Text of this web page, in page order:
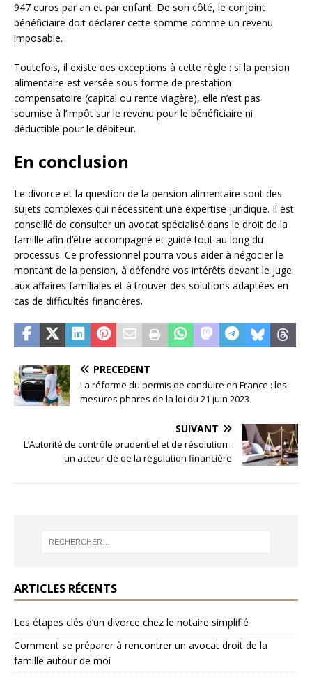
947 euros par an et par enfant. De son côté, le conjoint
bénéficiaire doit déclarer cette somme comme un revenu
imposable.
Toutefois, il existe des exceptions à cette règle : si la pension
alimentaire est versée sous forme de prestation
compensatoire (capital ou rente viagère), elle n’est pas
soumise à l’impôt sur le revenu pour le bénéficiaire ni
déductible pour le débiteur.
En conclusion
Le divorce et la question de la pension alimentaire sont des
sujets complexes qui nécessitent une expertise juridique. Il est
conseillé de consulter un avocat spécialisé dans le droit de la
famille afin d’être accompagné et guidé tout au long du
processus. Ce professionnel pourra vous aider à négocier le
montant de la pension, à défendre vos intérêts devant le juge
aux affaires familiales et à trouver des solutions adaptées en
cas de difficultés financières.
PRÉCÉDENT
La réforme du permis de conduire en France : les
mesures phares de la loi du 21 juin 2023
SUIVANT
L’Autorité de contrôle prudentiel et de résolution :
un acteur clé de la régulation financière
ARTICLES RÉCENTS
Les étapes clés d’un divorce chez le notaire simplifié
Comment se préparer à rencontrer un avocat droit de la
famille autour de moi